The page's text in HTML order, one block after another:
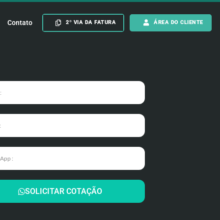
Contato 2º VIA DA FATURA ÁREA DO CLIENTE
SOLICITAR COTAÇÃO